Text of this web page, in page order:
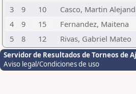
3
9 10 Casco, Martin
4
9 15 Fernandez, Maitena
5
8 12 Rivas, Gabriel Mateo
Servidor de Resultados de Torneos de
Aviso legal/Condiciones de uso